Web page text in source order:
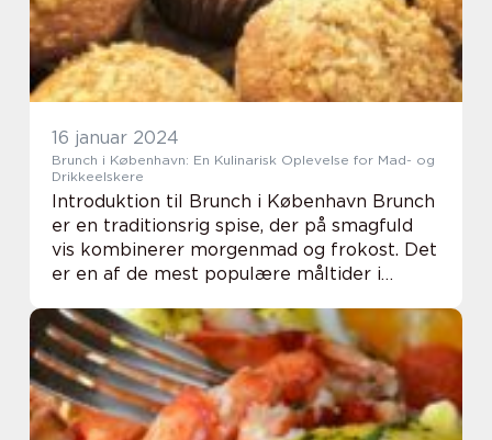
16 januar 2024
Brunch i København: En Kulinarisk Oplevelse for Mad- og
Drikkeelskere
Introduktion til Brunch i København Brunch
er en traditionsrig spise, der på smagfuld
vis kombinerer morgenmad og frokost. Det
er en af de mest populære måltider i
og restauranter i hele byen. Brunch har en
sæ...